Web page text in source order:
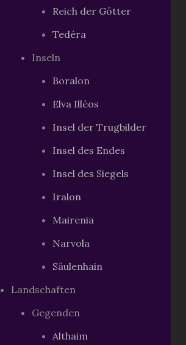
Reich der Götter
Tedéra
Inseln
Boralon
Elva Illéos
Insel der Trugbilder
Insel des Endes
Insel des Siegels
Iralon
Mairenia
Narvola
Säulenhain
Landschaften
Gegenden
Althaim